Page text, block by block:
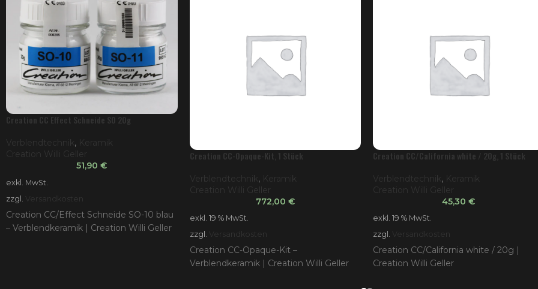
Creation CC Effect Schneide SO 20g
Verblendtechnik , Keramik
Creation Willi Geller
51,90€
exkl. MwSt.
zzgl. Versandkosten
Creation CC/Effect Schneide SO-10 blau
– Verblendkeramik | Creation Willi Geller
Creation CC-Opaque-Kit, 1 Stück
Verblendtechnik , Keramik
Creation Willi Geller
772,00 €
exkl. 19 % MwSt.
zzgl. Versandkosten
Creation CC-Opaque-Kit –
Verblendkeramik | Creation Willi Geller
Creation CC/California white / 20g, 1 Stück
Verblendtechnik , Keramik
Creation Willi Geller
45,30€
exkl. 19 % MwSt.
zzgl. Versandkosten
Creation CC/California white / 20g |
Creation Willi Geller